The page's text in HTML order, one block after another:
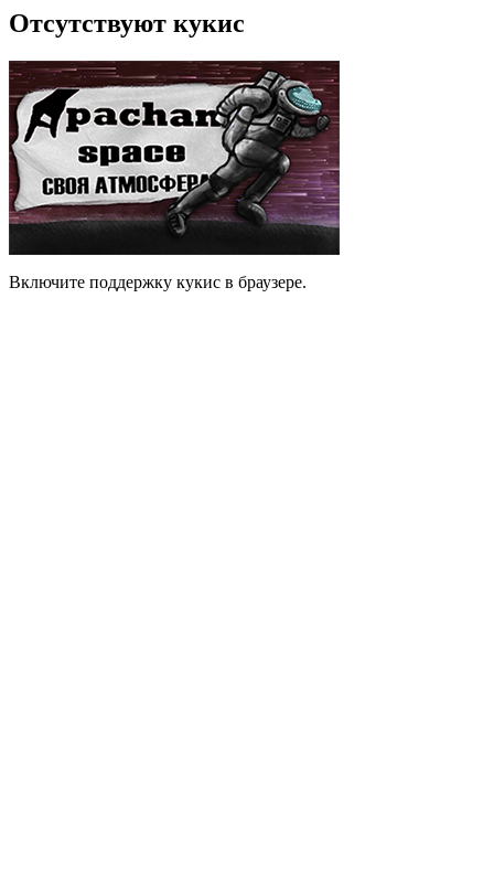
Отсутствуют кукис
Включите поддержку кукис в браузере.